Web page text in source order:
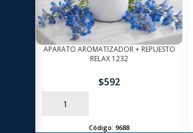
APARATO AROMATIZADOR + REPUESTO
RELAX 1232
$592
AÑADIR
Código:9688